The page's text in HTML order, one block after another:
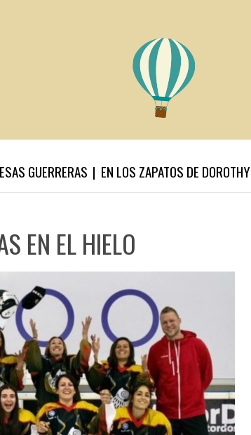
GUERRERAS EN LOS ZAPATOS DE DOROTHY
EN EL HIELO